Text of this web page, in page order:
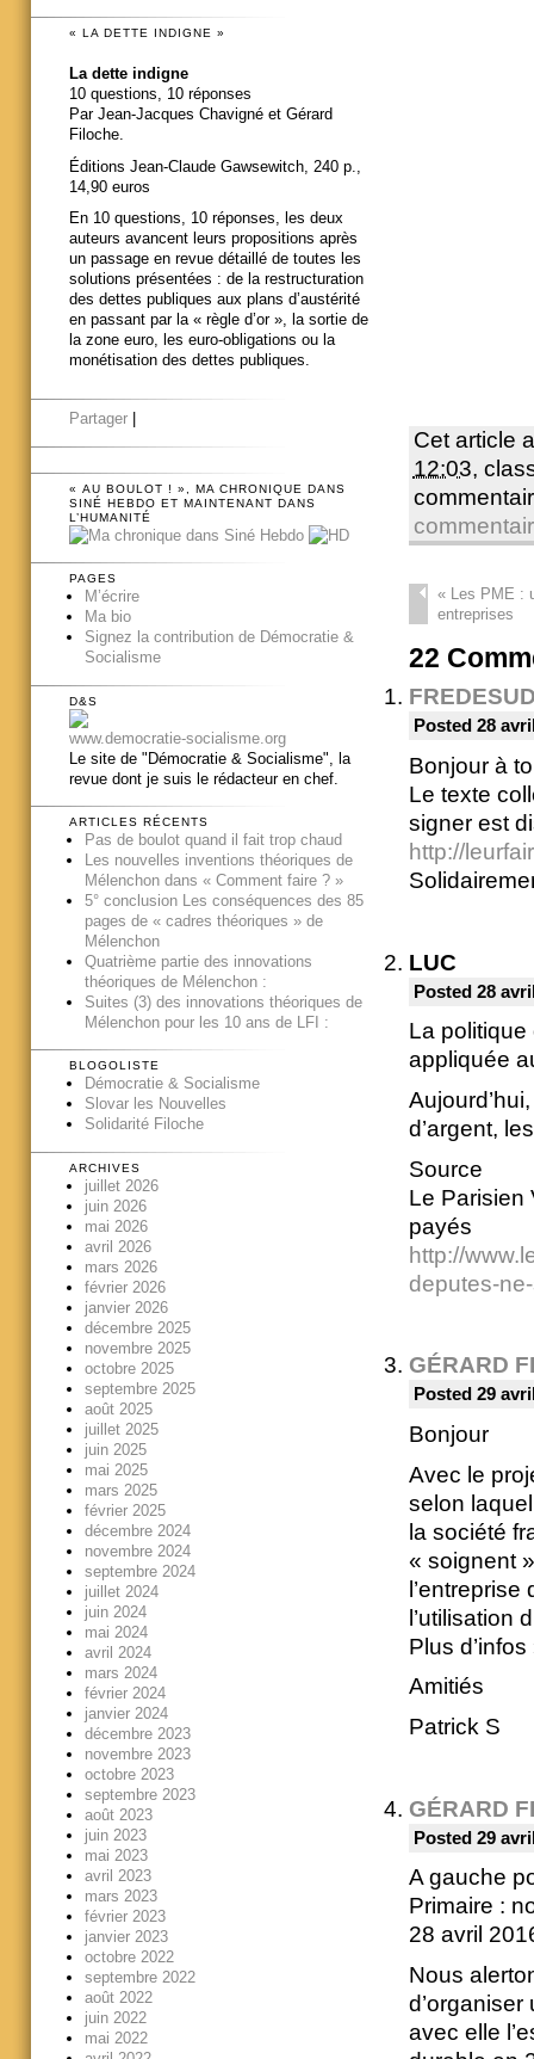
Cet article
12:03,
«Les PME :
entreprises
22
Posted 28
Bonjour à
Le texte
signer est
http://
LUC
Posted 28
La
appliquée
d’argent,
Source
Le Parisien
payés
http://
deputes-
GÉRARD
Posted 29
Bonjour
Avec le
selon
la société
« soignent
l’entreprise
l’utilisation
Plus d’infos
Amitiés
Patrick S
GÉRARD
Posted 29
A gauche
Primaire :
28 avril
Nous
avec elle
« LA DETTE INDIGNE »
La dette indigne
10 questions, 10 réponses
Par Jean-Jacques Chavigné et Gérard
Filoche.
Éditions Jean-Claude Gawsewitch, 240 p.,
14,90 euros
En 10 questions, 10 réponses, les deux
auteurs avancent leurs propositions après
un passage en revue détaillé de toutes les
solutions présentées : de la restructuration
des dettes publiques aux plans d’austérité
en passant par la « règle d’or », la sortie de
la zone euro, les euro-obligations ou la
monétisation des dettes publiques.
Partager
« AU BOULOT ! », MA CHRONIQUE DANS
SINÉ HEBDO ET MAINTENANT DANS
L’HUMANITÉ
PAGES
M’écrire
Ma bio
Signez la contribution de Démocratie &
Socialisme
D&S
www.democratie-socialisme.org
Le site de "Démocratie & Socialisme", la
revue dont je suis le rédacteur en chef.
ARTICLES RÉCENTS
Pas de boulot quand il fait trop chaud
Les nouvelles inventions théoriques de
Mélenchon dans « Comment faire ? »
5° conclusion Les conséquences des 85
pages de « cadres théoriques » de
Mélenchon
Quatrième partie des innovations
théoriques de Mélenchon :
Suites (3) des innovations théoriques de
Mélenchon pour les 10 ans de LFI :
BLOGOLISTE
Démocratie & Socialisme
Slovar les Nouvelles
Solidarité Filoche
ARCHIVES
juillet 2026
juin 2026
mai 2026
avril 2026
mars 2026
février 2026
janvier 2026
décembre 2025
novembre 2025
octobre 2025
septembre 2025
août 2025
juillet 2025
juin 2025
mai 2025
mars 2025
février 2025
décembre 2024
novembre 2024
septembre 2024
juillet 2024
juin 2024
mai 2024
avril 2024
mars 2024
février 2024
janvier 2024
décembre 2023
novembre 2023
octobre 2023
septembre 2023
août 2023
juin 2023
mai 2023
avril 2023
mars 2023
février 2023
janvier 2023
octobre 2022
septembre 2022
août 2022
juin 2022
mai 2022